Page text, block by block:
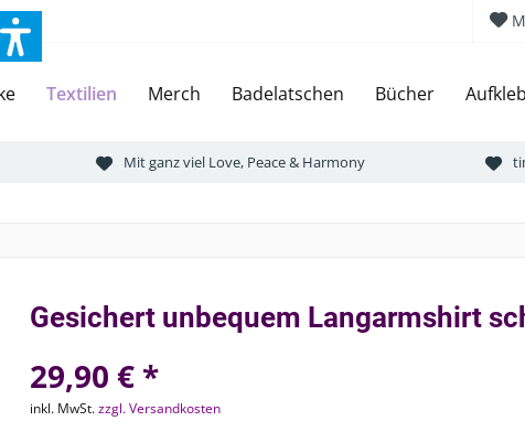
Textilien Merch Badelatschen Bücher
Mit ganz viel Love, Peace & Harmony
Gesichert unbequem Langarmshirt
29,90 € *
inkl. MwSt.zzgl. Versandkosten